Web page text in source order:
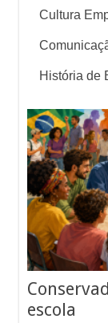
Cultura
História de
escola